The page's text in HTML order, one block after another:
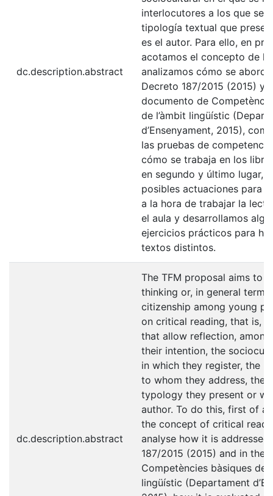
dc.description.abstract
interlocutores a los que se
tipología textual que
es el autor. Para ello, en
acotamos el concepto de
analizamos cómo se
Decreto 187/2015 (2015) y
documento de
de l’àmbit lingüístic
d’Ensenyament, 2015),
las pruebas de
cómo se trabaja en los
en segundo y último lugar,
posibles actuaciones para
a la hora de trabajar la
el aula y desarrollamos
ejercicios prácticos para
textos distintos.
dc.description.abstract
The TFM proposal aims to
thinking or, in general
citizenship among young
on critical reading, that is,
that allow reflection,
their intention, the
in which they register, the
to whom they address, the
typology they present or
author. To do this, first of
the concept of critical
analyse how it is addressed
187/2015 (2015) and in the
Competències bàsiques de
lingüístic (Departament